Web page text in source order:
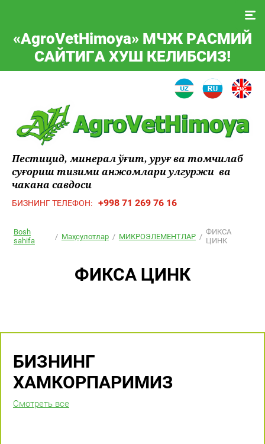
«AgroVetHimoya» МЧЖ РАСМИЙ
САЙТИГА ХУШ КЕЛИБСИЗ!
Пестицид, минерал ўғит, уруғ ва томчилаб
суғориш тизими анжомлари улгуржи ва
чакана савдоси
БИЗНИНГ ТЕЛЕФОН: +998 71 269 76 16
Bosh
sahifa
/ Маҳсулотлар / МИКРОЭЛЕМЕНТЛАР / ФИКСА
ЦИНК
ФИКСА ЦИНК
БИЗНИНГ
ХАМКОРПАРИМИЗ
Смотреть все